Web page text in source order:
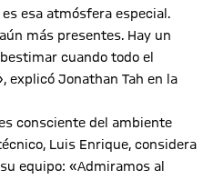
esa atmósfera especial.
más presentes. Hay un
cuando todo el
explicó Jonathan Tah en la
consciente del ambiente
Luis Enrique, considera
equipo: «Admiramos al